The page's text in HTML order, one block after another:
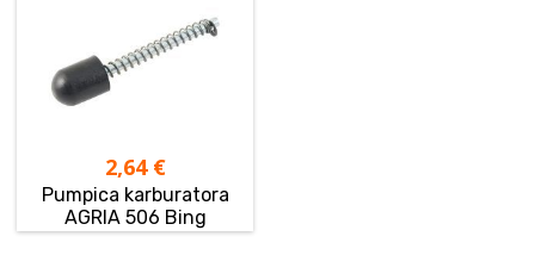
2,64 €
Pumpica karburatora
AGRIA 506 Bing